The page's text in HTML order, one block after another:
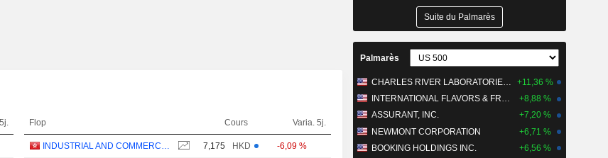
Flop Cours Varia. 5j.
7,175 HKD -6,09 %
Suite du Palmarès
Palmarès
CHARLES RIVER LABORATORIES INTERNATIONAL, INC.
+11,36 %
INTERNATIONAL FLAVORS & FRAGRANCES INC.
+8,88 %
ASSURANT, INC.
+7,20 %
NEWMONT CORPORATION
+6,71 %
BOOKING HOLDINGS INC.
+6,56 %